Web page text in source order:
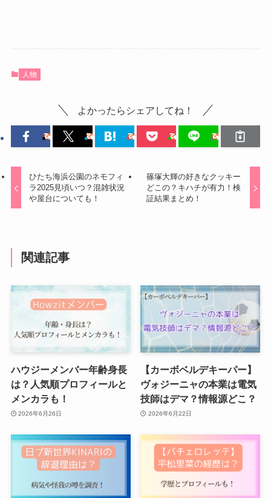
人物
よかったらシェアしてね！
ひたち海浜公園のネモフィ
ラ2025見頃いつ？混雑状況
や屋台についても！
篠塚大輝の好きなクッキー
どこの？キハチが有力！検
証結果まとめ！
関連記事
ハウジーメンバー年齢身長
は？人気順プロフィールと
メンカラも！
2026年6月26日
【カーボベルデキーパー】
ヴォジーニャの本業は電気
技師はデマ？情報源どこ？
2026年6月22日